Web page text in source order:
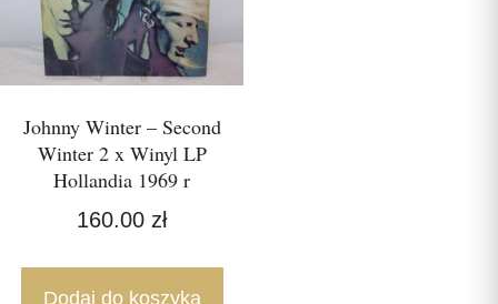
Johnny Winter – Second
Winter 2 x Winyl LP
Hollandia 1969 r
160.00 zł
Dodaj do koszyka